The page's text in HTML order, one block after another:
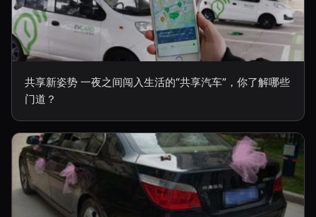
共享新姿势 一夜之间闯入生活的“共享汽车”，你了解哪些
门道？